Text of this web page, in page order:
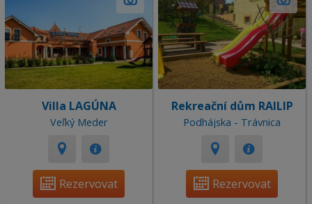
Villa LAGÚNA
Veľký Meder
Rezervovat
Rekreační dům RAILIP
Podhájska - Trávnica
Rezervovat